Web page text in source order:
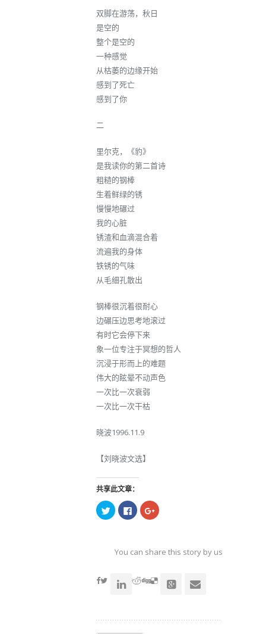
双脚在游荡，秋日
是空的
整个是空的
一种感觉
从枯萎的边缘开始
感到了死亡
感到了你
二
里尔克，《豹》
是我读你的第二首诗
粗糙的钢棒
生着鲜绿的锈
慢慢地碾过
我的心脏
锈渣和血滴混合着
流遍我的身体
铁锈的气味
从毛细孔散出
钢棒很沉着很耐心
边碾压边思考地滚过
有时它会停下来
象一位专注于冥想的哲人
沉浸于形而上的难题
伟大的眩晕不动声色
一次比一次衰弱
一次比一次干枯
晓波1996.11.9
【刘晓波文选】
共享此文章：
点
击
共
享
窗
口
点
击
共
享
窗
口
点
击
共
享
窗
口
You can share this story by using your